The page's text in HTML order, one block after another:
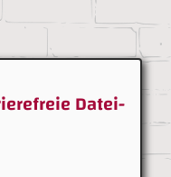
Datei-